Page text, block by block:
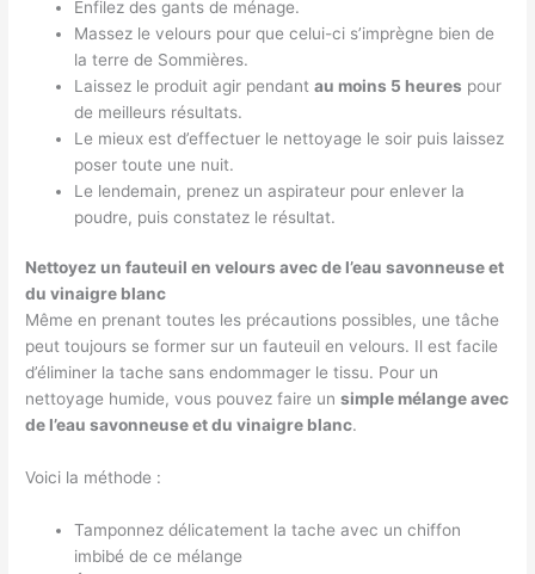
Enfilez des gants de ménage.
Massez le velours pour que celui-ci s’imprègne bien de
la terre de Sommières.
Laissez le produit agir pendantau moins 5 heures pour
de meilleurs résultats.
Le mieux est d’effectuer le nettoyage le soir puis laissez
poser toute une nuit.
Le lendemain, prenez un aspirateur pour enlever la
poudre, puis constatez le résultat.
Nettoyez un fauteuil en velours avec de l’eau savonneuse et
du vinaigre blanc
Même en prenant toutes les précautions possibles, une tâche
peut toujours se former sur un fauteuil en velours. Il est facile
d’éliminer la tache sans endommager le tissu. Pour un
nettoyage humide, vous pouvez faire unsimple mélange avec
de l’eau savonneuse et du vinaigre blanc.
Voici la méthode :
Tamponnez délicatement la tache avec un chiffon
imbibé de ce mélange